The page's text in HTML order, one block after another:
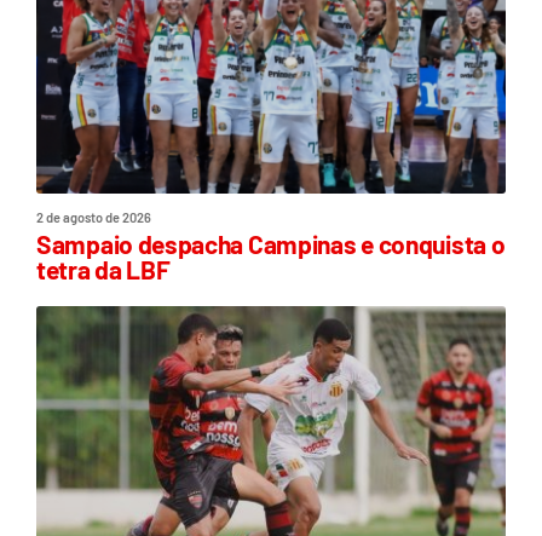
2 de agosto de 2026
Sampaio despacha Campinas e conquista o
tetra da LBF